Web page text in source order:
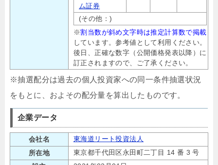
ム証券
(その他：)
※割当数が斜め文字時は推定計算数で掲載
しています。参考値として利用ください。
後日、正確な数字（公開価格発表以降）に
訂正されますので、ご了承ください。
※抽選配分は過去の個人投資家への同一条件抽選状況
をもとに、およその配分量を算出したものです。
企業データ
会社名
東海道リート投資法人
所在地
東京都千代田区永田町二丁目 14 番 3 号